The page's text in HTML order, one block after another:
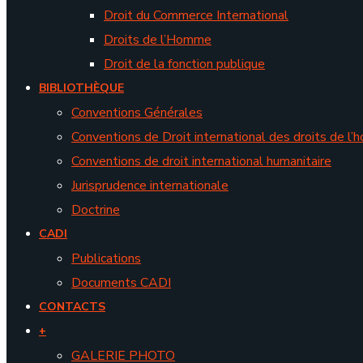
Droit du Commerce International
Droits de l’Homme
Droit de la fonction publique
BIBLIOTHÈQUE
Conventions Générales
Conventions de Droit international des droits de
Conventions de droit international humanitaire
Jurisprudence internationale
Doctrine
CADI
Publications
Documents CADI
CONTACTS
+
GALERIE PHOTO